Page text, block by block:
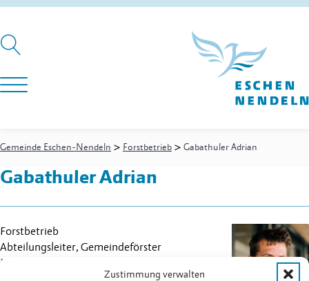
Zustimmung verwalten
Gemeinde Eschen-Nendeln > Forstbetrieb > Gabathuler Adrian
Gabathuler Adrian
Forstbetrieb
Abteilungsleiter, Gemeindeförster
Festnetz